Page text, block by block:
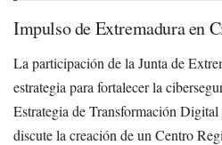
Impulso de Extremadura en
La participación de la Junta de
estrategia para fortalecer la
Estrategia de Transformación
discute la creación de un Centro